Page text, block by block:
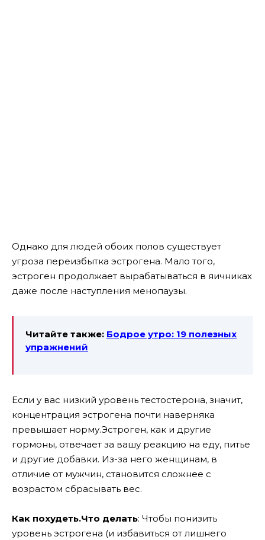
Однако для людей обоих полов существует
угроза переизбытка эстрогена. Мало того,
эстроген продолжает вырабатываться в яичниках
даже после наступления менопаузы.
Читайте также: Бодрое утро: 19 полезных
упражнений
Если у вас низкий уровень тестостерона, значит,
концентрация эстрогена почти наверняка
превышает норму.Эстроген, как и другие
гормоны, отвечает за вашу реакцию на еду, питье
и другие добавки. Из-за него женщинам, в
отличие от мужчин, становится сложнее с
возрастом сбрасывать вес.
Как похудеть.Что делать: Чтобы понизить
уровень эстрогена (и избавиться от лишнего